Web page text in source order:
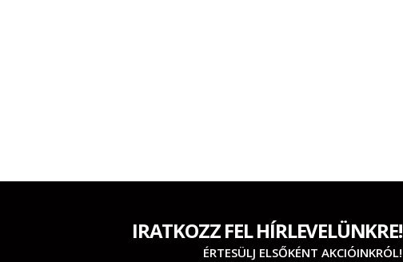
IRATKOZZ FEL HÍRLEVELÜNKRE!
ÉRTESÜLJ ELSŐKÉNT AKCIÓINKRÓL!